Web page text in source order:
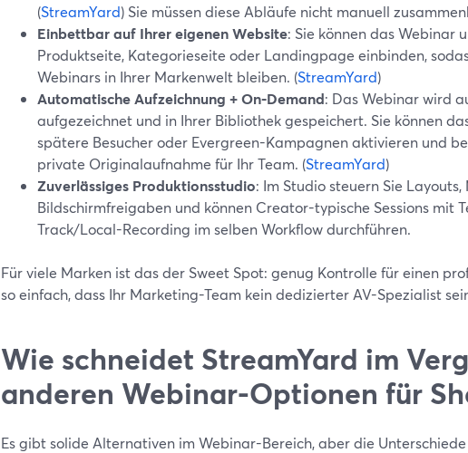
(StreamYard) Sie müssen diese Abläufe nicht manuell
Einbettbar auf Ihrer eigenen Website: Sie können das Webinar
Produktseite, Kategorieseite oder Landingpage einbinden,
Webinars in Ihrer Markenwelt bleiben. (StreamYard)
Automatische Aufzeichnung + On‑Demand: Das Webinar wird
aufgezeichnet und in Ihrer Bibliothek gespeichert. Sie können
spätere Besucher oder Evergreen-Kampagnen aktivieren und
private Originalaufnahme für Ihr Team. (StreamYard)
Zuverlässiges Produktionsstudio: Im Studio steuern Sie
Bildschirmfreigaben und können Creator-typische Sessions mit
Track/Local-Recording im selben Workflow durchführen.
Für viele Marken ist das der Sweet Spot: genug Kontrolle für einen
so einfach, dass Ihr Marketing-Team kein dedizierter AV-Spezialist
Wie schneidet StreamYard im
anderen Webinar-Optionen für
Es gibt solide Alternativen im Webinar-Bereich, aber die